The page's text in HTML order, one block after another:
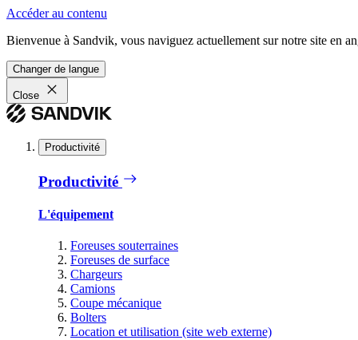
Accéder au contenu
Bienvenue à Sandvik, vous naviguez actuellement sur notre site en
Changer de langue
Close
Productivité
Productivité
L'équipement
Foreuses souterraines
Foreuses de surface
Chargeurs
Camions
Coupe mécanique
Bolters
Location et utilisation (site web externe)